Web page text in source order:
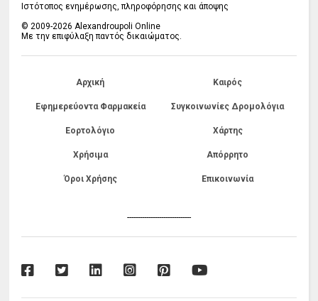
Ιστότοπος ενημέρωσης, πληροφόρησης και άποψης
© 2009-2026 Alexandroupoli Online
Με την επιφύλαξη παντός δικαιώματος.
Αρχική Καιρός
Εφημερεύοντα Φαρμακεία Συγκοινωνίες Δρομολόγια
Εορτολόγιο Χάρτης
Χρήσιμα Απόρρητο
Όροι Χρήσης Επικοινωνία
------------------------------